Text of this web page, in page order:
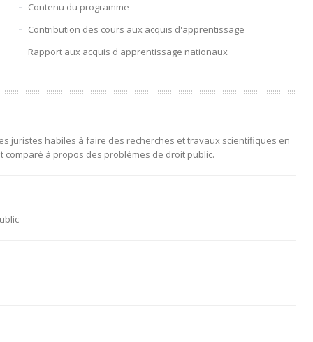
Contenu du programme
Contribution des cours aux acquis d'apprentissage
Rapport aux acquis d'apprentissage nationaux
juristes habiles à faire des recherches et travaux scientifiques en
à propos des problèmes de droit public.